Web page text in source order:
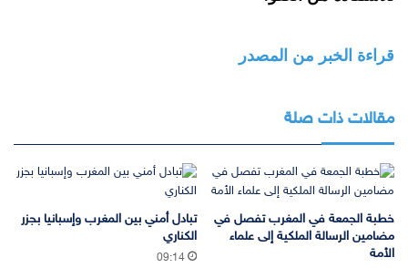
قراءة الخبر من المصدر
مقالات ذات صلة
خطبة الجمعة في المغرب تفصل في
مضامين الرسالة الملكية إلى علماء
الأمة
تبادل أمني بين المغرب وإسبانيا بجزر
الكناري
09:14